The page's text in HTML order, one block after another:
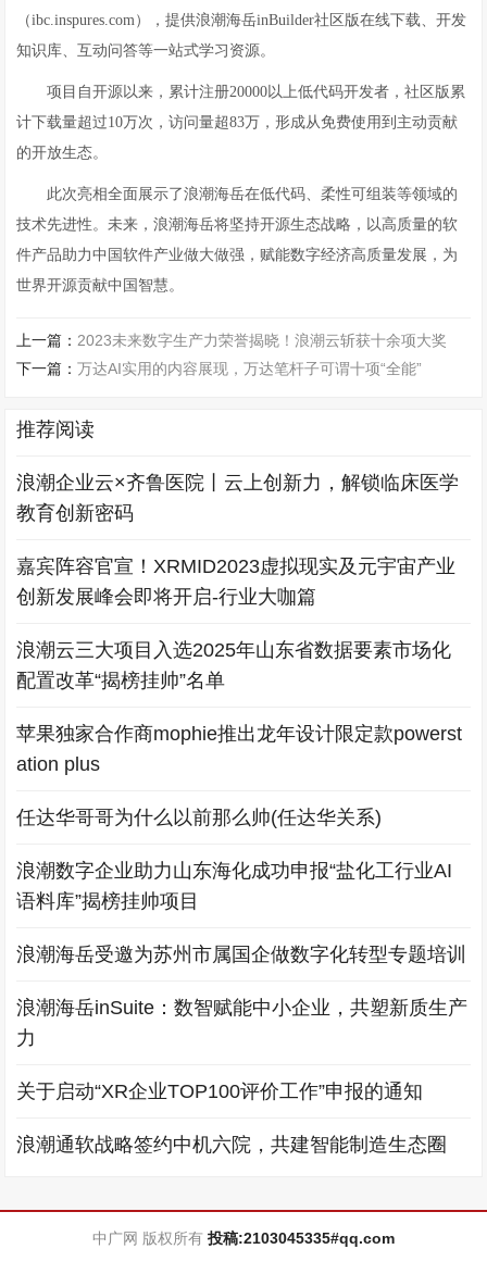
（ibc.inspures.com），提供浪潮海岳inBuilder社区版在线下载、开发
知识库、互动问答等一站式学习资源。
项目自开源以来，累计注册20000以上低代码开发者，社区版累
计下载量超过10万次，访问量超83万，形成从免费使用到主动贡献
的开放生态。
此次亮相全面展示了浪潮海岳在低代码、柔性可组装等领域的
技术先进性。未来，浪潮海岳将坚持开源生态战略，以高质量的软
件产品助力中国软件产业做大做强，赋能数字经济高质量发展，为
世界开源贡献中国智慧。
上一篇： 2023未来数字生产力荣誉揭晓！浪潮云斩获十余项大奖
下一篇：万达AI实用的内容展现，万达笔杆子可谓十项“全能”
推荐阅读
浪潮企业云×齐鲁医院丨云上创新力，解锁临床医学
教育创新密码
嘉宾阵容官宣！XRMID2023虚拟现实及元宇宙产业
创新发展峰会即将开启-行业大咖篇
浪潮云三大项目入选2025年山东省数据要素市场化
配置改革“揭榜挂帅”名单
苹果独家合作商mophie推出龙年设计限定款powerst
ation plus
任达华哥哥为什么以前那么帅(任达华关系)
浪潮数字企业助力山东海化成功申报“盐化工行业AI
语料库”揭榜挂帅项目
浪潮海岳受邀为苏州市属国企做数字化转型专题培训
浪潮海岳inSuite：数智赋能中小企业，共塑新质生产
力
关于启动“XR企业TOP100评价工作”申报的通知
浪潮通软战略签约中机六院，共建智能制造生态圈
中广网 版权所有 投稿:2103045335#qq.com